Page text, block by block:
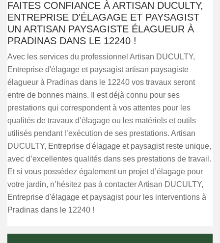
FAITES CONFIANCE À ARTISAN DUCULTY,
ENTREPRISE D'ÉLAGAGE ET PAYSAGIST
UN ARTISAN PAYSAGISTE ÉLAGUEUR À
PRADINAS DANS LE 12240 !
Avec les services du professionnel Artisan DUCULTY,
Entreprise d'élagage et paysagist artisan paysagiste
élagueur à Pradinas dans le 12240 vos travaux seront
entre de bonnes mains. Il est déjà connu pour ses
prestations qui correspondent à vos attentes pour les
qualités de travaux d’élagage ou les matériels et outils
utilisés pendant l’exécution de ses prestations. Artisan
DUCULTY, Entreprise d'élagage et paysagist reste unique,
avec d’excellentes qualités dans ses prestations de travail.
Et si vous possédez également un projet d’élagage pour
votre jardin, n’hésitez pas à contacter Artisan DUCULTY,
Entreprise d'élagage et paysagist pour les interventions à
Pradinas dans le 12240 !